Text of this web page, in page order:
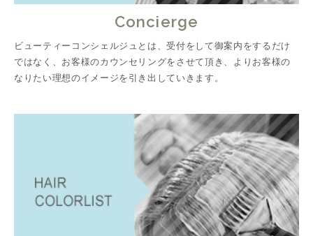
Concierge
ビューティーコンシェルジュとは、受付をして御案内をするだけ
ではなく、お客様のカウンセリングをさせて頂き、よりお客様の
なりたい理想のイメージを引き出していきます。